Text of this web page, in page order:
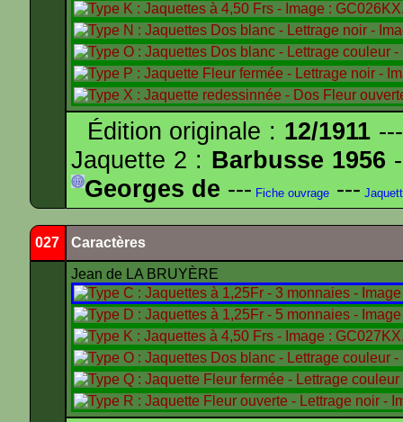
Édition originale : 12/1911
Jaquette 2 : Barbusse 1956
Georges de --- Fiche ouvrage ---
027 Caractères
Jean de LA BRUYÈRE